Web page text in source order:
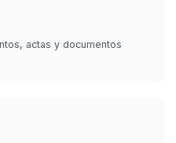
actas y documentos